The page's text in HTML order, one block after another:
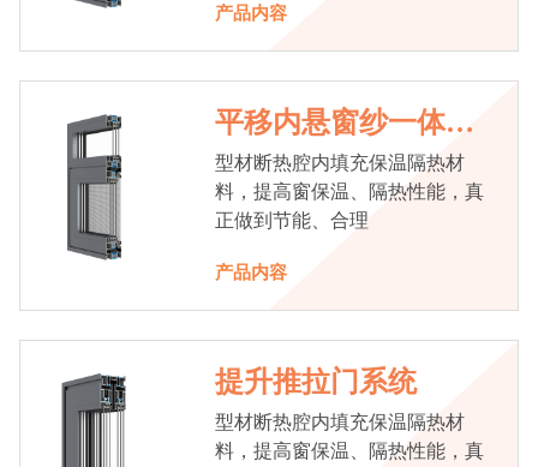
强度，促使窗使用寿命提升5-10
产品内容
平移内悬窗纱一体系
统
型材断热腔内填充保温隔热材
料，提高窗保温、隔热性能，真
正做到节能、合理
产品内容
提升推拉门系统
型材断热腔内填充保温隔热材
料，提高窗保温、隔热性能，真